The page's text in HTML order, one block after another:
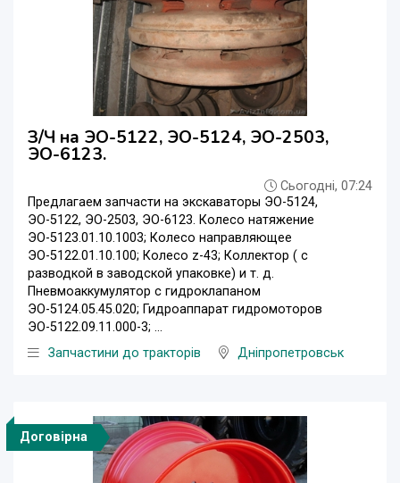
З/Ч на ЭО-5122, ЭО-5124, ЭО-2503,
ЭО-6123.
Сьогодні, 07:24
Предлагаем запчасти на экскаваторы ЭО-5124,
ЭО-5122, ЭО-2503, ЭО-6123. Колесо натяжение
ЭО-5123.01.10.1003; Колесо направляющее
ЭО-5122.01.10.100; Колесо z-43; Коллектор ( с
разводкой в заводской упаковке) и т. д.
Пневмоаккумулятор с гидроклапаном
ЭО-5124.05.45.020; Гидроаппарат гидромоторов
ЭО-5122.09.11.000-3; ...
Запчастини до тракторів
Дніпропетровськ
Договірна